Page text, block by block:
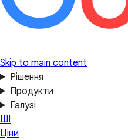
Skip to main content
Рішення
Продукти
Галузі
ШІ
Ціни